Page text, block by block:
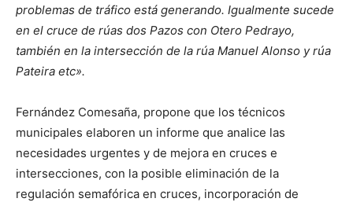
problemas de tráfico está generando. Igualmente sucede
en el cruce de rúas dos Pazos con Otero Pedrayo,
también en la intersección de la rúa Manuel Alonso y rúa
Pateira etc».
Fernández Comesaña, propone que los técnicos
municipales elaboren un informe que analice las
necesidades urgentes y de mejora en cruces e
intersecciones, con la posible eliminación de la
regulación semafórica en cruces, incorporación de